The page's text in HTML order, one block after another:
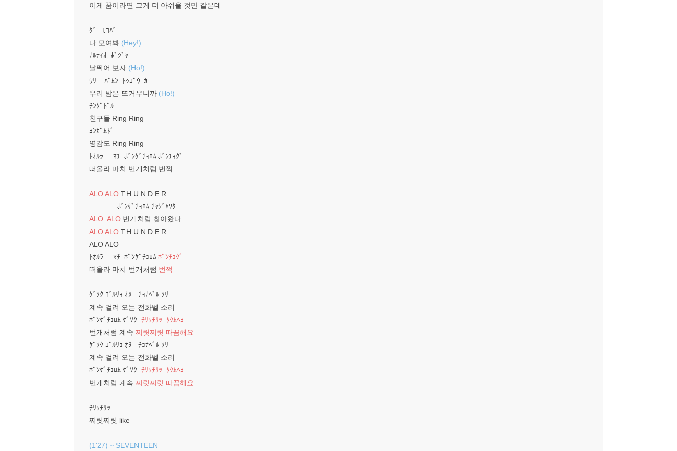
이게 꿈이라면 그게 더 아쉬울 것만 같은데
ﾀﾞ ﾓﾖﾊﾞ
다 모여봐 (Hey!)
ﾅﾙﾃｨｵ ﾎﾞｼﾞｬ
날뛰어 보자 (Ho!)
ｳﾘ ﾊﾞﾑﾝ ﾄｩｺﾞｳﾆｶ
우리 밤은 뜨거우니까 (Ho!)
ﾁﾝｸﾞﾄﾞﾙ
친구들 Ring Ring
ﾖﾝｶﾞﾑﾄﾞ
영감도 Ring Ring
ﾄｵﾙﾗ ﾏﾁ ﾎﾞﾝｹﾞﾁｮﾛﾑ ﾎﾞﾝﾁｮｸﾞ
떠올라 마치 번개처럼 번쩍
ALO ALO T.H.U.N.D.E.R
ﾎﾞﾝｹﾞﾁｮﾛﾑ ﾁｬｼﾞｬﾜﾀ
ALO ALO 번개처럼 찾아왔다
ALO ALO T.H.U.N.D.E.R
ALO ALO
ﾄｵﾙﾗ ﾏﾁ ﾎﾞﾝｹﾞﾁｮﾛﾑ ﾎﾞﾝﾁｮｸﾞ
떠올라 마치 번개처럼 번쩍
ｹﾞｿｸ ｺﾞﾙﾘｮ ｵﾇ ﾁｮﾅﾍﾞﾙ ｿﾘ
계속 걸려 오는 전화벨 소리
ﾎﾞﾝｹﾞﾁｮﾛﾑ ｹﾞｿｸ ﾁﾘｯﾁﾘｯ ﾀｸﾑﾍﾖ
번개처럼 계속 찌릿찌릿 따끔해요
ｹﾞｿｸ ｺﾞﾙﾘｮ ｵﾇ ﾁｮﾅﾍﾞﾙ ｿﾘ
계속 걸려 오는 전화벨 소리
ﾎﾞﾝｹﾞﾁｮﾛﾑ ｹﾞｿｸ ﾁﾘｯﾁﾘｯ ﾀｸﾑﾍﾖ
번개처럼 계속 찌릿찌릿 따끔해요
ﾁﾘｯﾁﾘｯ
찌릿찌릿 like
(1'27) ~ SEVENTEEN